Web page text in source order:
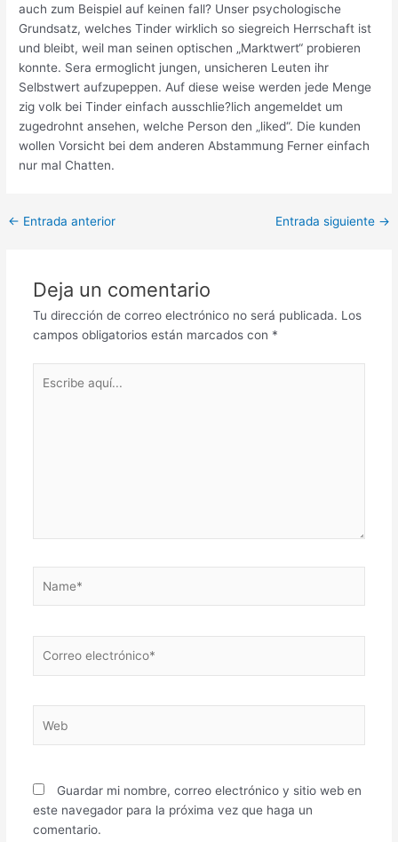
auch zum Beispiel auf keinen fall? Unser psychologische
Grundsatz, welches Tinder wirklich so siegreich Herrschaft ist
und bleibt, weil man seinen optischen „Marktwert“ probieren
konnte. Sera ermoglicht jungen, unsicheren Leuten ihr
Selbstwert aufzupeppen. Auf diese weise werden jede Menge
zig volk bei Tinder einfach ausschlie?lich angemeldet um
zugedrohnt ansehen, welche Person den „liked“. Die kunden
wollen Vorsicht bei dem anderen Abstammung Ferner einfach
nur mal Chatten.
Post
← Entrada anterior Entrada siguiente →
Deja un comentario
Tu dirección de correo electrónico no será publicada. Los
campos obligatorios están marcados con *
aquí...
electrónico*
Guardar mi nombre, correo electrónico y sitio web en
este navegador para la próxima vez que haga un
comentario.